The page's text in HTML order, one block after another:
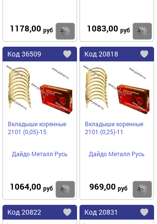
1178,00 руб Купить
1083,00 руб
Код 36509
Добавить
избранное
Вкладыши коренные
2101 (0,05)-15
Дайдо Металл Русь
1064,00 руб Купить
Код 20818
Вкладыши коренные
2101 (0,25)-11
Дайдо Металл Русь
969,00 руб
Код 20822
Добавить
Код 20831